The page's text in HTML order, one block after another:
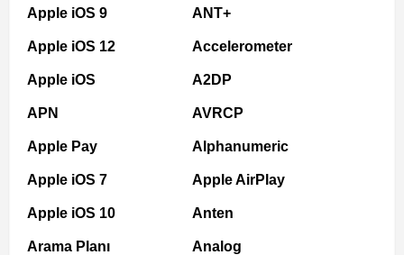
Apple iOS 9
Apple iOS 12
Apple iOS
APN
Apple Pay
Apple iOS 7
Apple iOS 10
Arama Planı
ANT+
Accelerometer
A2DP
AVRCP
Alphanumeric
Apple AirPlay
Anten
Analog